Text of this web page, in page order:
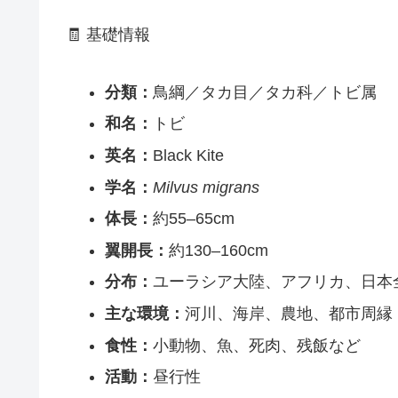
🧾 基礎情報
分類： 鳥綱／タカ目／タカ科／トビ属
和名：
トビ
英名： Black Kite
学名： Milvus migrans
体長： 約55–65cm
翼開長： 約130–160cm
分布： ユーラシア大陸、アフリカ、日本
主な環境： 河川、海岸、農地、都市周縁
食性： 小動物、魚、死肉、残飯など
活動： 昼行性